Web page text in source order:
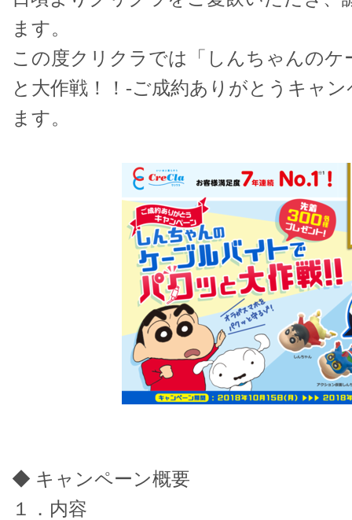
ます。
この度クリクラでは「しんちゃんの
と大作戦！！-ご成約ありがとうキャ
ます。
◆ キャンペーン概要
１．内容